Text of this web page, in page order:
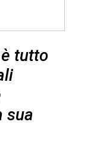
tutto
sua